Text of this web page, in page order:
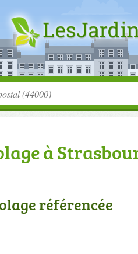
à
référencée